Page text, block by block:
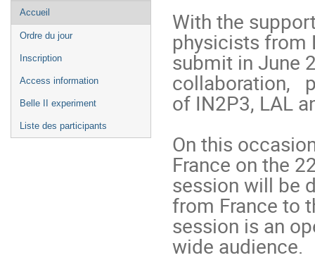
Menu
de
l'événement
Accueil
Ordre du jour
Inscription
Access information
Belle II experiment
Liste des participants
With the
physicists from
submit in June
collaboration,
of IN2P3, LAL
On this
France on the
session will be
from France to
session is an
wide audience.